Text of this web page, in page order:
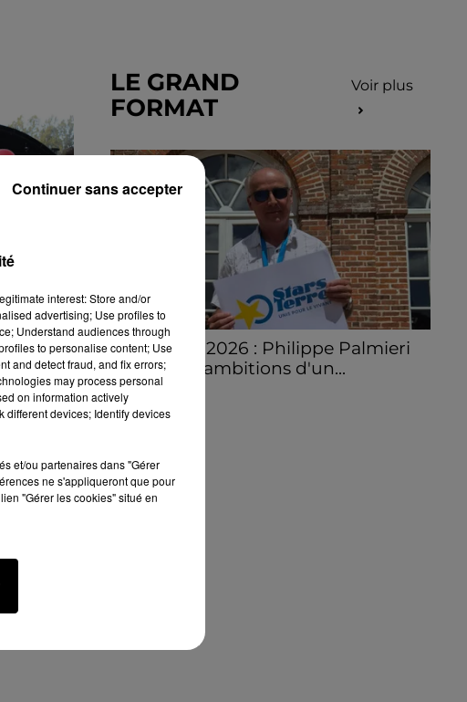
SONS
LE GRAND
FORMAT
Voir plus
Stars'Terre 2026 : Philippe Palmieri
dévoile les ambitions d'un...
À quelques semaines de la première
édition de Stars'Terre, organisée du 18 au 20
interest: Store and/or
advertising; Use profiles to
Understand audiences through
to personalise content; Use
and detect fraud, and fix errors;
may process personal
on information actively
different devices; Identify devices
et/ou partenaires dans "Gérer
ne s'appliqueront que pour
"Gérer les cookies" situé en
Continuer sans accepter